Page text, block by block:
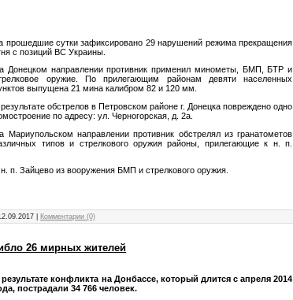
прошедшие сутки зафиксировано 29 нарушений режима прекращения
с позиций ВС Украины.
Донецком направлении противник применил минометы, БМП, БТР и
оружие. По прилегающим районам девяти населенных
выпущена 21 мина калибром 82 и 120 мм.
обстрелов в Петровском районе г. Донецка повреждено одно
по адресу: ул. Черногорская, д. 2а.
Мариупольском направлении противник обстрелял из гранатометов
типов и стрелкового оружия районы, прилегающие к н. п.
п. Зайцево из вооружения БМП и стрелкового оружия.
Комментарии (0)
26 мирных жителей
конфликта на Донбассе, который длится с апреля 2014
пострадали 34 766 человек.